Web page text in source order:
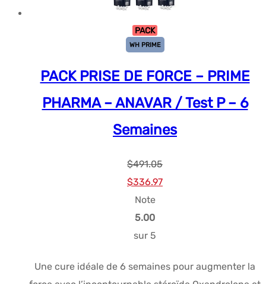
PACK
WH PRIME
PACK PRISE DE FORCE – PRIME
PHARMA – ANAVAR / Test P – 6
Semaines
$491.05
Le
prix
initial
était :
$336.97Le
Note
5.00
sur 5
Une cure idéale de 6 semaines pour augmenter la